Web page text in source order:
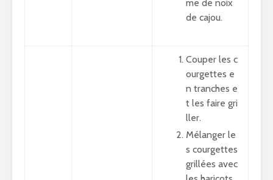
me de noix
de cajou.
Couper les c
ourgettes e
n tranches e
t les faire gri
ller.
Mélanger le
s courgettes
grillées avec